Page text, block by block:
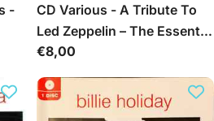
-
CD Various - A Tribute To
Led Zeppelin – The Essential
Collection
Обычная
€8,00